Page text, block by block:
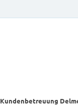
Kundenbetreuung